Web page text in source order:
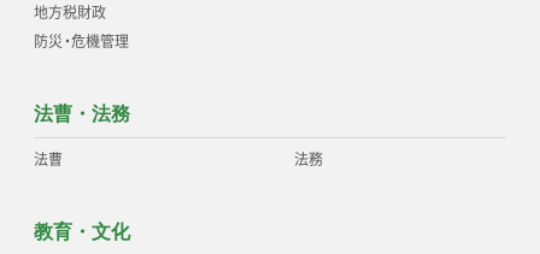
地方税財政
防災・危機管理
法曹・法務
法曹 法務
教育・文化